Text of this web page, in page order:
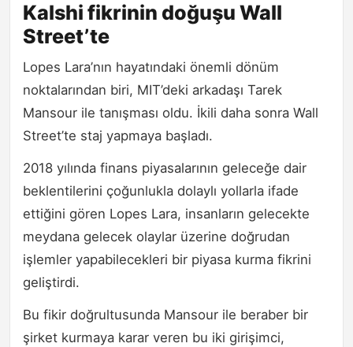
Kalshi fikrinin doğuşu Wall
Street’te
Lopes Lara’nın hayatındaki önemli dönüm
noktalarından biri, MIT’deki arkadaşı Tarek
Mansour ile tanışması oldu. İkili daha sonra Wall
Street’te staj yapmaya başladı.
2018 yılında finans piyasalarının geleceğe dair
beklentilerini çoğunlukla dolaylı yollarla ifade
ettiğini gören Lopes Lara, insanların gelecekte
meydana gelecek olaylar üzerine doğrudan
işlemler yapabilecekleri bir piyasa kurma fikrini
geliştirdi.
Bu fikir doğrultusunda Mansour ile beraber bir
şirket kurmaya karar veren bu iki girişimci,